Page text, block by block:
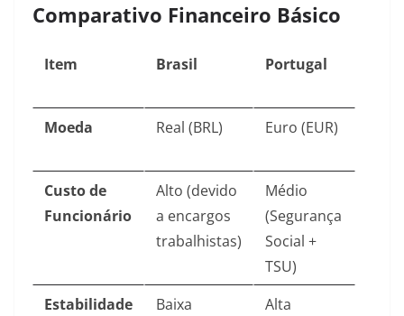
Comparativo Financeiro Básico
Item Brasil Portugal
Moeda Real (BRL) Euro (EUR)
Custo de
Funcionário
Alto (devido
a encargos
trabalhistas)
Médio
(Segurança
Social +
TSU)
Estabilidade
Baixa
Alta